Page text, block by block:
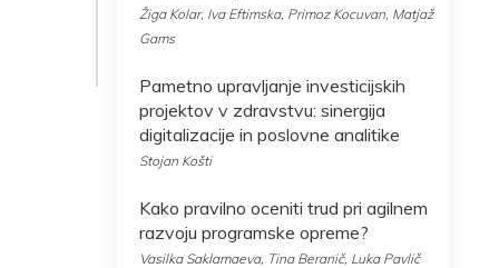
Žiga Kolar, Iva Eftimska, Primoz Kocuvan, Matjaž
Gams
Pametno upravljanje investicijskih
projektov v zdravstvu: sinergija
digitalizacije in poslovne analitike
Stojan Košti
Kako pravilno oceniti trud pri agilnem
razvoju programske opreme?
Vasilka Saklamaeva, Tina Beranič, Luka Pavlič